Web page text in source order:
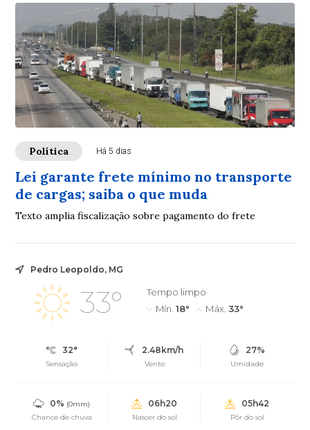
Política Há 5 dias
Lei garante frete mínimo no transporte
de cargas; saiba o que muda
Texto amplia fiscalização sobre pagamento do frete
Pedro Leopoldo, MG
33°
Tempo limpo
Mín. 18° Máx. 33°
32°
Sensação
2.48km/h
Vento
27%
Umidade
0% (0mm)
Chance de chuva
06h20
Nascer do sol
05h42
Pôr do sol